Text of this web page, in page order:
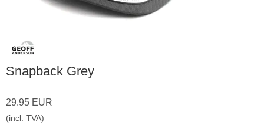
Snapback Grey
29.95 EUR
(incl. TVA)